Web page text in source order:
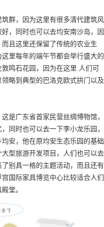
群，因为这里有很多清代建筑风
，同时也可以去均安南沙岛，因
且这里还保留了传统的农业生
里每年的端午节都会举行盛大的
鸣石花园，因为在这里 人们可
略到典型的巴洛克欧式拱门以及
是广东省首家民营丝绸博物馆，
同时也可以去一下李小龙乐园，
安，他在原均安生态乐园的基础
型旅游开发项目，人们也可以去
别具一格的主题活动，而且还有
国际家具博览中心比较适合人们
堂。